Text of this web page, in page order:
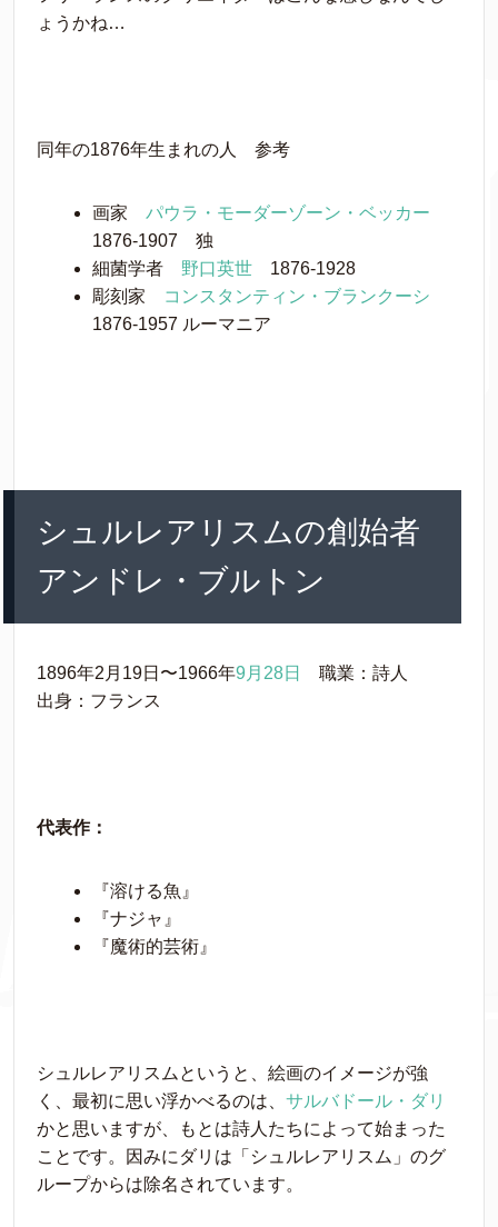
ょうかね…
同年の1876年生まれの人 参考
画家 パウラ・モーダーゾーン・ベッカー
1876-1907 独
細菌学者 野口英世 1876-1928
彫刻家
コンスタンティン・ブランクーシ
1876-1957 ルーマニア
シュルレアリスムの創始者
アンドレ・ブルトン
1896年2月19日〜1966年9月28日
職業：詩人
出身：フランス
代表作：
『溶ける魚』
『ナジャ』
『魔術的芸術』
シュルレアリスムというと、絵画のイメージが強
く、最初に思い浮かべるのは、 サルバドール・ダリ
かと思いますが、もとは詩人たちによって始まった
ことです。因みにダリは「シュルレアリスム」のグ
ループからは除名されています。